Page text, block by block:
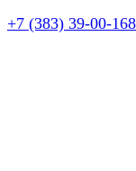
+7 (383) 39-00-168